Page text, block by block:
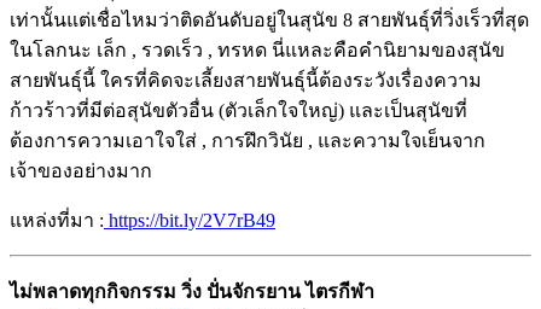
เท่านั้นแต่เชื่อไหมว่าติดอันดับอยู่ในสุนัข 8 สายพันธุ์ที่วิ่งเร็วที่สุด
ในโลกนะ เล็ก , รวดเร็ว , ทรหด นี่แหละคือคำนิยามของสุนัข
สายพันธุ์นี้ ใครที่คิดจะเลี้ยงสายพันธุ์นี้ต้องระวังเรื่องความ
ก้าวร้าวที่มีต่อสุนัขตัวอื่น (ตัวเล็กใจใหญ่) และเป็นสุนัขที่
ต้องการความเอาใจใส่ , การฝึกวินัย , และความใจเย็นจาก
เจ้าของอย่างมาก
แหล่งที่มา : https://bit.ly/2V7rB49
ไม่พลาดทุกกิจกรรม วิ่ง ปั่นจักรยาน ไตรกีฬา